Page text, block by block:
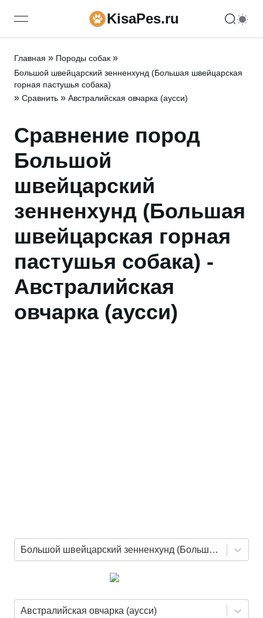
open navigation menuKisaPes.ru
Главная » Породы собак »
Большой швейцарский зенненхунд (Большая швейцарская
горная пастушья собака)
» Сравнить » Австралийская овчарка (аусси)
Сравнение пород
Большой
швейцарский
зенненхунд (Большая
швейцарская горная
пастушья собака) -
Австралийская
овчарка (аусси)
Большой швейцарский зенненхунд (Большая швейцарская горная пастушья собака)
Австралийская овчарка (аусси)